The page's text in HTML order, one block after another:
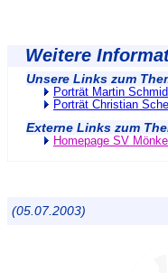
Weitere
Unsere Links zum
Porträt Martin
Porträt Christian
Externe Links zum
Homepage SV
(05.07.2003)